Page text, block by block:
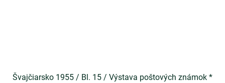
Švajčiarsko 1955 / Bl. 15 / Výstava poštových známok *